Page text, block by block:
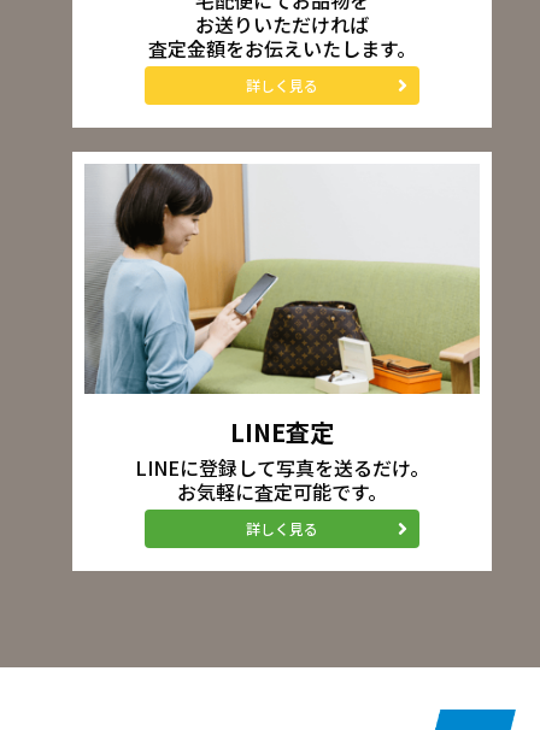
お送りいただければ
査定金額をお伝えいたします。
詳しく見る
LINE査定
LINEに登録して写真を送るだけ。
お気軽に査定可能です。
詳しく見る